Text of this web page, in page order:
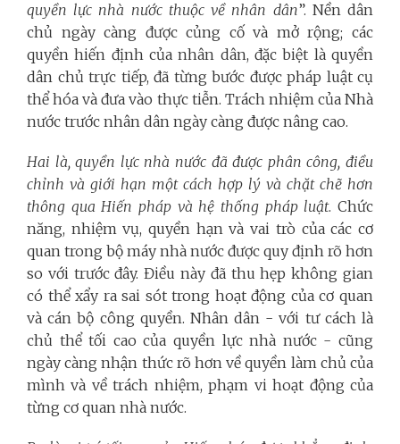
quyền lực nhà nước thuộc về nhân dân”. Nền dân
chủ ngày càng được củng cố và mở rộng; các
quyền hiến định của nhân dân, đặc biệt là quyền
dân chủ trực tiếp, đã từng bước được pháp luật cụ
thể hóa và đưa vào thực tiễn. Trách nhiệm của Nhà
nước trước nhân dân ngày càng được nâng cao.
Hai là, quyền lực nhà nước đã được phân công, điều
chỉnh và giới hạn một cách hợp lý và chặt chẽ hơn
thông qua Hiến pháp và hệ thống pháp luật. Chức
năng, nhiệm vụ, quyền hạn và vai trò của các cơ
quan trong bộ máy nhà nước được quy định rõ hơn
so với trước đây. Điều này đã thu hẹp không gian
có thể xẩy ra sai sót trong hoạt động của cơ quan
và cán bộ công quyền. Nhân dân - với tư cách là
chủ thể tối cao của quyền lực nhà nước - cũng
ngày càng nhận thức rõ hơn về quyền làm chủ của
mình và về trách nhiệm, phạm vi hoạt động của
từng cơ quan nhà nước.